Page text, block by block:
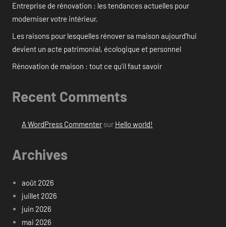
Entreprise de rénovation : les tendances actuelles pour
moderniser votre intérieur.
Les raisons pour lesquelles rénover sa maison aujourd’hui
devient un acte patrimonial, écologique et personnel
Rénovation de maison : tout ce qu’il faut savoir
Recent Comments
A WordPress Commentersur Hello world!
Archives
août 2026
juillet 2026
juin 2026
mai 2026